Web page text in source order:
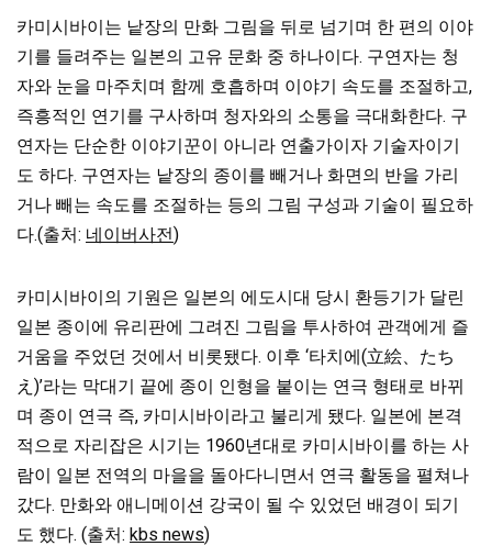
카미시바이는 낱장의 만화 그림을 뒤로 넘기며 한 편의 이야
기를 들려주는 일본의 고유 문화 중 하나이다. 구연자는 청
자와 눈을 마주치며 함께 호흡하며 이야기 속도를 조절하고,
즉흥적인 연기를 구사하며 청자와의 소통을 극대화한다. 구
연자는 단순한 이야기꾼이 아니라 연출가이자 기술자이기
도 하다. 구연자는 낱장의 종이를 빼거나 화면의 반을 가리
거나 빼는 속도를 조절하는 등의 그림 구성과 기술이 필요하
다.(출처: 네이버사전)
카미시바이의 기원은 일본의 에도시대 당시 환등기가 달린
일본 종이에 유리판에 그려진 그림을 투사하여 관객에게 즐
거움을 주었던 것에서 비롯됐다. 이후 ‘타치에(立絵、たち
え)’라는 막대기 끝에 종이 인형을 붙이는 연극 형태로 바뀌
며 종이 연극 즉, 카미시바이라고 불리게 됐다. 일본에 본격
적으로 자리잡은 시기는 1960년대로 카미시바이를 하는 사
람이 일본 전역의 마을을 돌아다니면서 연극 활동을 펼쳐나
갔다. 만화와 애니메이션 강국이 될 수 있었던 배경이 되기
도 했다. (출처: kbs news)